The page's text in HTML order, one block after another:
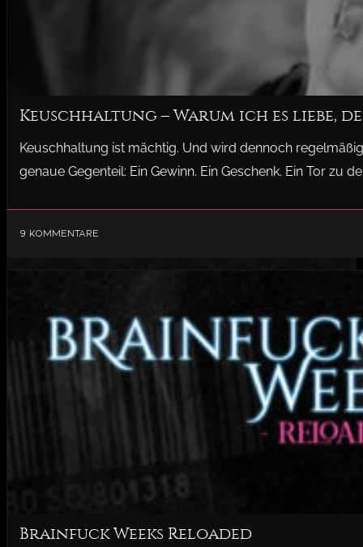
Keuschhaltung – Warum ich es liebe,
Keuschhaltung ist mächtig. Und wird dennoch
genaue Gegenteil: Ein Gewinn. Ein Geschenk. Ein Tor zu
9 Kommentare
Brainfuck Weeks Reloaded